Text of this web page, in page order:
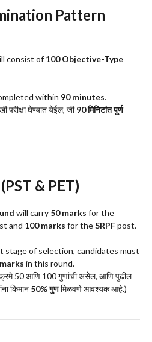
Pattern
consist of 100 Objective-Type
within 90 minutes.
परीक्षा घेण्यात येईल, जी90 मिनिटांत पूर्ण
& PET)
will carry 50 marks for the
and 100 marks for theSRPFpost.
stage of selection, candidates must
in this round.
50 आणि 100 गुणांची असेल, आणि पुढील
किमान 50% गुणमिळवणे आवश्यक आहे.)